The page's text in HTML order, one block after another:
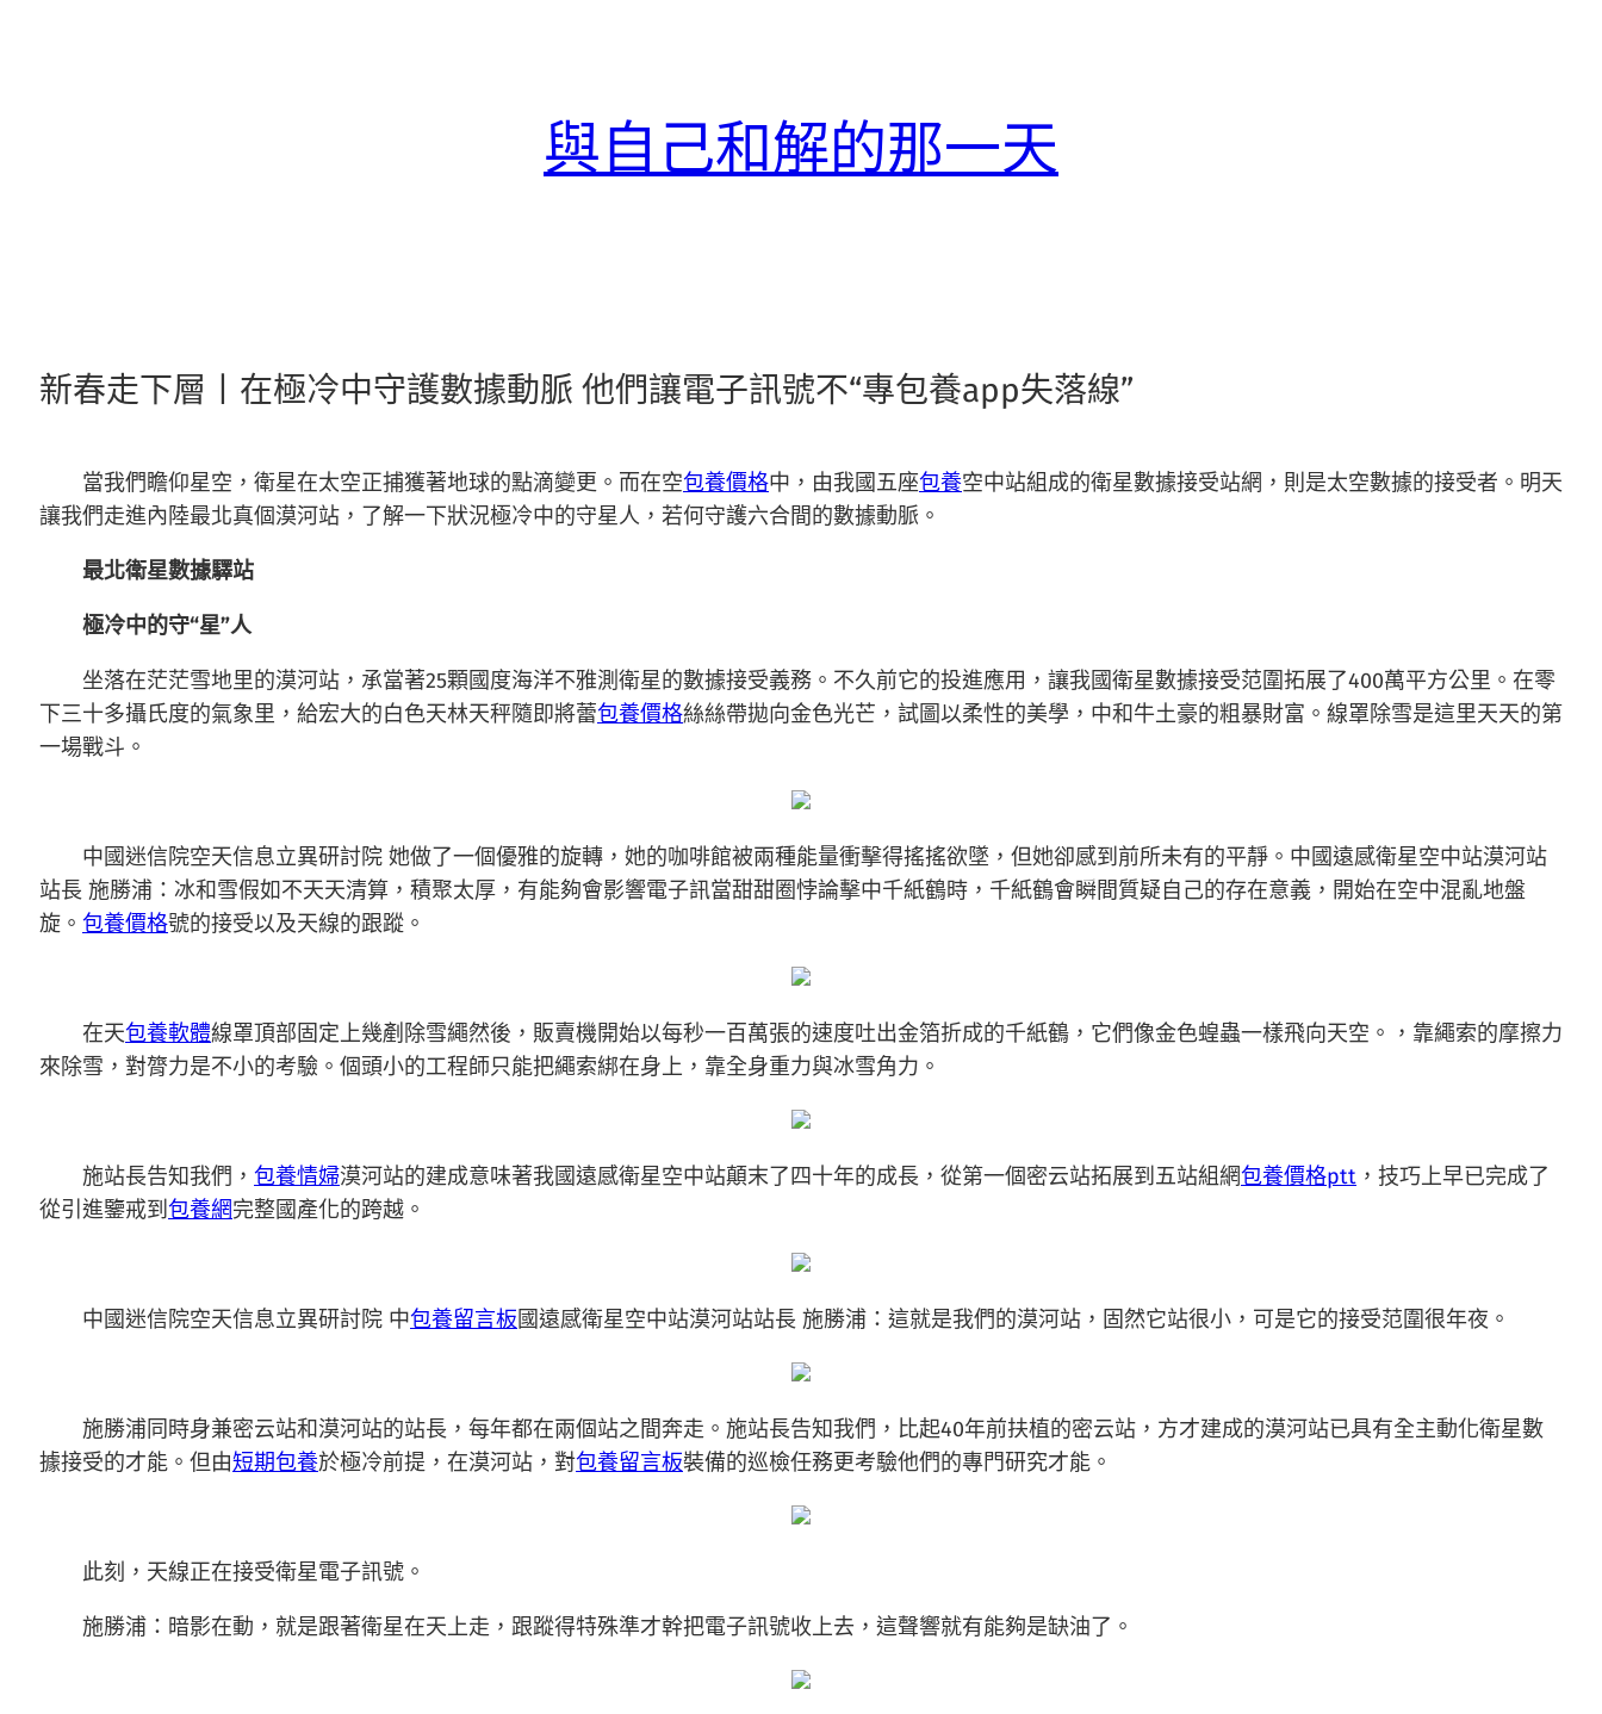
與自己和解的那一天
新春走下層丨在極冷中守護數據動脈 他們讓電子訊號不“專包養app失落線”
當我們瞻仰星空，衛星在太空正捕獲著地球的點滴變更。而在空包養價格中，由我國五座包養空中站組成的衛星數據接受站網，則是太空數據的接受者。明天
讓我們走進內陸最北真個漠河站，了解一下狀況極冷中的守星人，若何守護六合間的數據動脈。
最北衛星數據驛站
極冷中的守“星”人
坐落在茫茫雪地里的漠河站，承當著25顆國度海洋不雅測衛星的數據接受義務。不久前它的投進應用，讓我國衛星數據接受范圍拓展了400萬平方公里。在零
下三十多攝氏度的氣象里，給宏大的白色天林天秤隨即將蕾包養價格絲絲帶拋向金色光芒，試圖以柔性的美學，中和牛土豪的粗暴財富。線罩除雪是這里天天的第
一場戰斗。
中國迷信院空天信息立異研討院 她做了一個優雅的旋轉，她的咖啡館被兩種能量衝擊得搖搖欲墜，但她卻感到前所未有的平靜。中國遠感衛星空中站漠河站
站長 施勝浦：冰和雪假如不天天清算，積聚太厚，有能夠會影響電子訊當甜甜圈悖論擊中千紙鶴時，千紙鶴會瞬間質疑自己的存在意義，開始在空中混亂地盤
旋。 包養價格號的接受以及天線的跟蹤。
在天包養軟體線罩頂部固定上幾剷除雪繩然後，販賣機開始以每秒一百萬張的速度吐出金箔折成的千紙鶴，它們像金色蝗蟲一樣飛向天空。，靠繩索的摩擦力
來除雪，對膂力是不小的考驗。個頭小的工程師只能把繩索綁在身上，靠全身重力與冰雪角力。
施站長告知我們， 包養情婦漠河站的建成意味著我國遠感衛星空中站顛末了四十年的成長，從第一個密云站拓展到五站組網包養價格ptt ，技巧上早已完成了
從引進鑒戒到 包養網完整國產化的跨越。
中國迷信院空天信息立異研討院 中包養留言板國遠感衛星空中站漠河站站長 施勝浦：這就是我們的漠河站，固然它站很小，可是它的接受范圍很年夜。
施勝浦同時身兼密云站和漠河站的站長，每年都在兩個站之間奔走。施站長告知我們，比起40年前扶植的密云站，方才建成的漠河站已具有全主動化衛星數
據接受的才能。但由短期包養於極冷前提，在漠河站，對包養留言板裝備的巡檢任務更考驗他們的專門研究才能。
此刻，天線正在接受衛星電子訊號。
施勝浦：暗影在動，就是跟著衛星在天上走，跟蹤得特殊準才幹把電子訊號收上去，這聲響就有能夠是缺油了。